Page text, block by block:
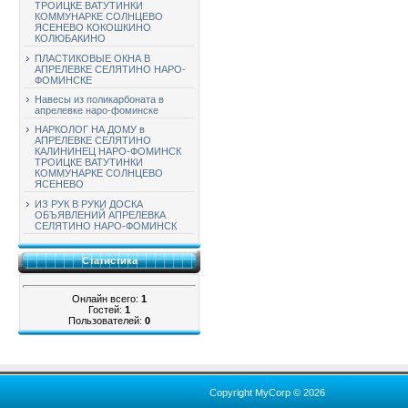
ТРОИЦКЕ ВАТУТИНКИ
КОММУНАРКЕ СОЛНЦЕВО
ЯСЕНЕВО КОКОШКИНО
КОЛЮБАКИНО
ПЛАСТИКОВЫЕ ОКНА В
АПРЕЛЕВКЕ СЕЛЯТИНО НАРО-
ФОМИНСКЕ
Навесы из поликарбоната в
апрелевке наро-фоминске
НАРКОЛОГ НА ДОМУ в
АПРЕЛЕВКЕ СЕЛЯТИНО
КАЛИНИНЕЦ НАРО-ФОМИНСК
ТРОИЦКЕ ВАТУТИНКИ
КОММУНАРКЕ СОЛНЦЕВО
ЯСЕНЕВО
ИЗ РУК В РУКИ ДОСКА
ОБЪЯВЛЕНИЙ АПРЕЛЕВКА
СЕЛЯТИНО НАРО-ФОМИНСК
Статистика
Онлайн всего: 1
Гостей: 1
Пользователей: 0
Copyright MyCorp © 2026